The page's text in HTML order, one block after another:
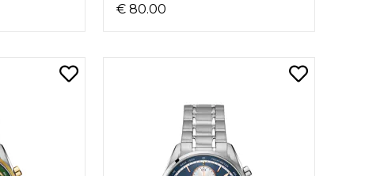
€ 80.00